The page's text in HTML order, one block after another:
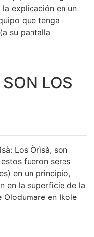
explicación en un
que tenga
su pantalla
LOS
Los Òrìsà, son
fueron seres
en un principio,
en la superficie de la
en Ikole